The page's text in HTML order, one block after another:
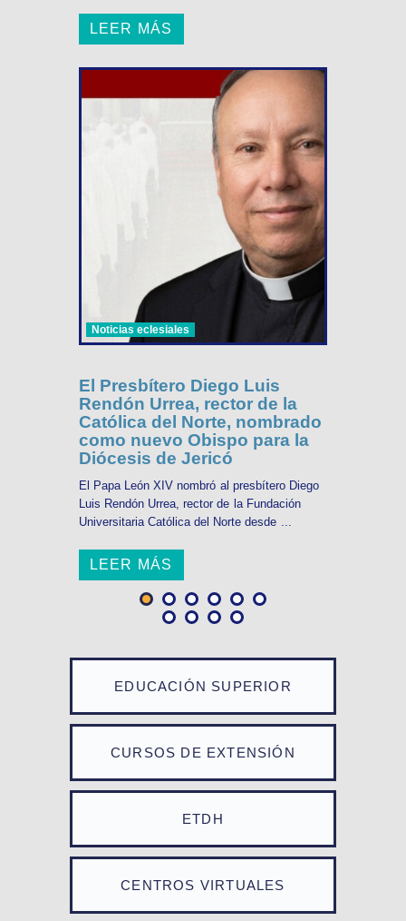
EDUCACIÓN SUPERIOR
CURSOS DE EXTENSIÓN
ETDH
CENTROS VIRTUALES
LEER MÁS
Noticias eclesiales
El Presbítero Diego Luis
Rendón Urrea, rector de la
Católica del Norte, nombrado
como nuevo Obispo para la
Diócesis de Jericó
El Papa León XIV nombró al presbítero Diego
Luis Rendón Urrea, rector de la Fundación
Universitaria Católica del Norte desde ...
LEER MÁS